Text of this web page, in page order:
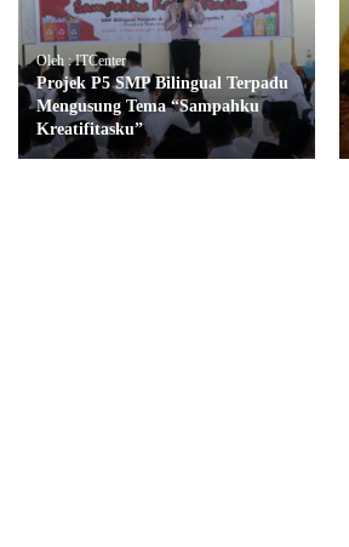
Oleh : ITCenter
Projek P5 SMP Bilingual Terpadu
Mengusung Tema “Sampahku
Kreatifitasku”